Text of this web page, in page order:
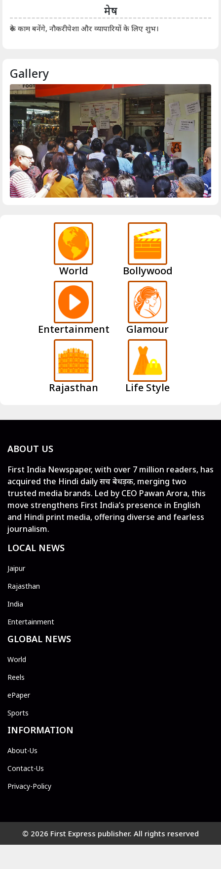
मेष
रुके काम बनेंगे, नौकरीपेशा और व्यापारियों के लिए शुभ।
Gallery
World Bollywood
Entertainment Glamour
Rajasthan Life Style
ABOUT US
First India Newspaper, with over 7 million readers, has
acquired the Hindi daily सच बेधड़क, merging two
trusted media brands. Led by CEO Pawan Arora, this
move strengthens First India’s presence in English
and Hindi print media, offering diverse and fearless
journalism.
LOCAL NEWS
Jaipur
Rajasthan
India
Entertainment
GLOBAL NEWS
World
Reels
ePaper
Sports
INFORMATION
About-Us
Contact-Us
Privacy-Policy
© 2026 First Express publisher. All rights reserved